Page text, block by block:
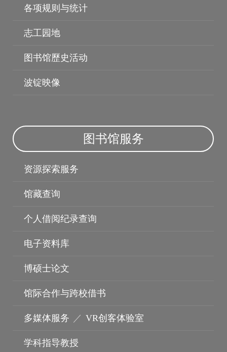
各项规则与统计
志工园地
图书馆歷史活动
波锭映像
图书馆服务
资源探索服务
馆藏查询
个人借阅纪录查询
电子资料库
博硕士论文
馆际合作与跨校借书
多媒体服务 ／ VR创客体验室
学科指导教授